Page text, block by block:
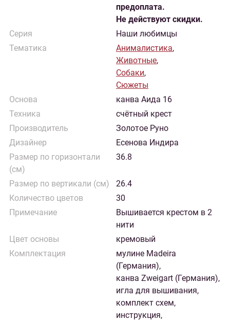
предоплата.
Не действуют скидки.
Серия
Наши любимцы
Тематика
Анималистика,
Животные,
Собаки,
Сюжеты
Основа
канва Аида 16
Техника
счётный крест
Производитель
Золотое Руно
Дизайнер
Есенова Индира
Размер по горизонтали
(см)
36.8
Размер по вертикали (см)
26.4
Количество цветов
30
Примечание
Вышивается крестом в 2
нити
Цвет основы
кремовый
Комплектация
мулине Madeira
(Германия),
канва Zweigart (Германия),
игла для вышивания,
комплект схем,
инструкция,